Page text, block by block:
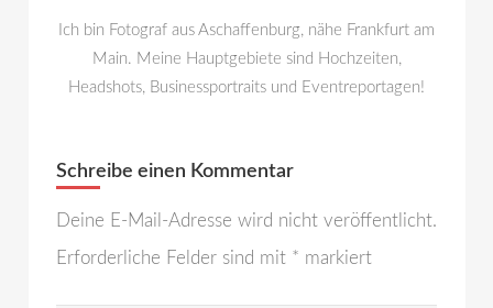
Ich bin Fotograf aus Aschaffenburg, nähe Frankfurt am
Main. Meine Hauptgebiete sind Hochzeiten,
Headshots, Businessportraits und Eventreportagen!
Schreibe einen Kommentar
Deine E-Mail-Adresse wird nicht veröffentlicht.
Erforderliche Felder sind mit * markiert